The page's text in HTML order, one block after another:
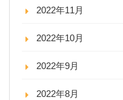
2022年11月
2022年10月
2022年9月
2022年8月